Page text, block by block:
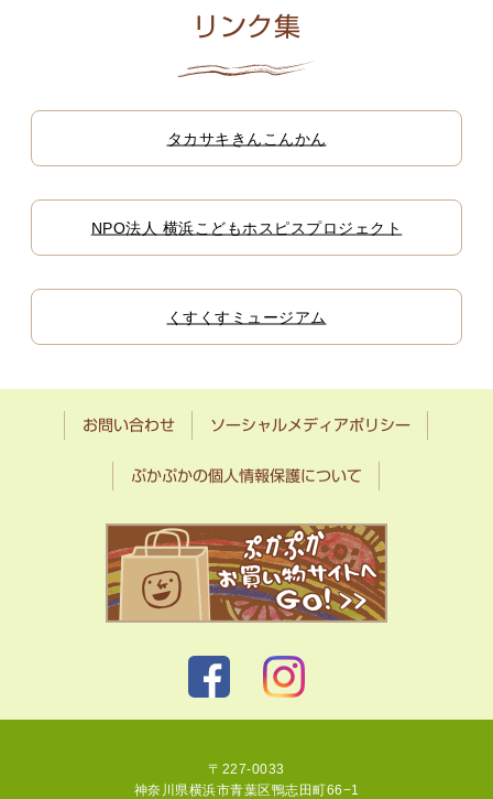
リンク集
タカサキきんこんかん
NPO法人 横浜こどもホスピスプロジェクト
くすくすミュージアム
お問い合わせ ソーシャルメディアポリシー
ぷかぷかの個人情報保護について
〒227-0033
神奈川県横浜市青葉区鴨志田町66−1